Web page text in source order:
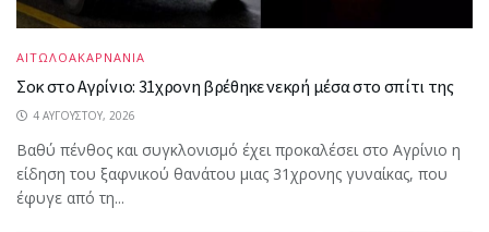
ΑΙΤΩΛΟΑΚΑΡΝΑΝΙΑ
Σοκ στο Αγρίνιο: 31χρονη βρέθηκε νεκρή μέσα στο σπίτι της
4 ΑΥΓΟΎΣΤΟΥ, 2026
Βαθύ πένθος και συγκλονισμό έχει προκαλέσει στο Αγρίνιο η
είδηση του ξαφνικού θανάτου μιας 31χρονης γυναίκας, που
έφυγε από τη...